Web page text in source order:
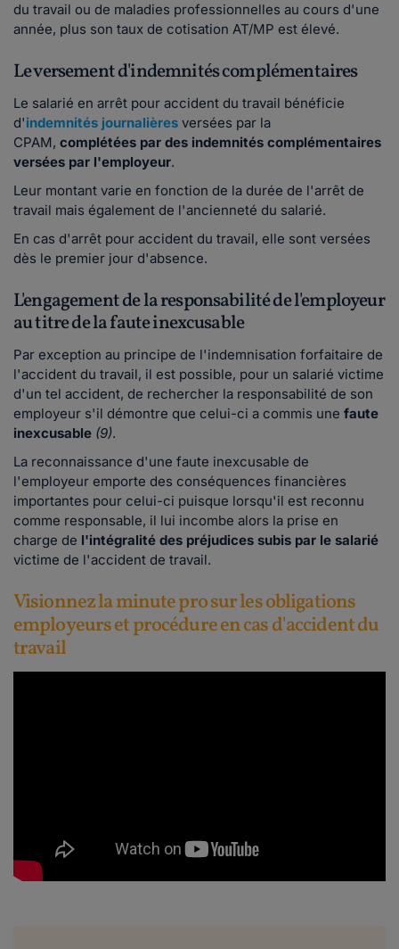
du travail ou de maladies professionnelles au cours d'une
année, plus son taux de cotisation AT/MP est élevé.
Le versement d'indemnités complémentaires
Le salarié en arrêt pour accident du travail bénéficie
d'indemnités journalières versées par la
CPAM, complétées par des indemnités complémentaires
versées par l'employeur.
Leur montant varie en fonction de la durée de l'arrêt de
travail mais également de l'ancienneté du salarié.
En cas d'arrêt pour accident du travail, elle sont versées
dès le premier jour d'absence.
L'engagement de la responsabilité de l'employeur
au titre de la faute inexcusable
Par exception au principe de l'indemnisation forfaitaire de
l'accident du travail, il est possible, pour un salarié victime
d'un tel accident, de rechercher la responsabilité de son
employeur s'il démontre que celui-ci a commis une faute
inexcusable (9).
La reconnaissance d'une faute inexcusable de
l'employeur emporte des conséquences financières
importantes pour celui-ci puisque lorsqu'il est reconnu
comme responsable, il lui incombe alors la prise en
charge de l'intégralité des préjudices subis par le salarié
victime de l'accident de travail.
Visionnez la minute pro sur les obligations
employeurs et procédure en cas d'accident du
travail